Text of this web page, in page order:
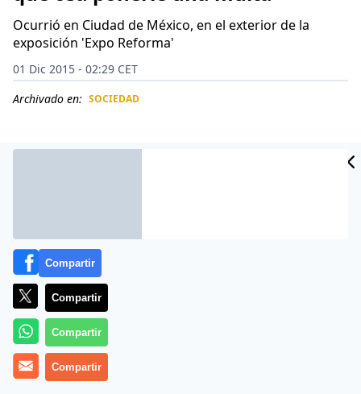
Ocurrió en Ciudad de México, en el exterior de la
exposición 'Expo Reforma'
01 Dic 2015 - 02:29 CET
Archivado en: SOCIEDAD
Así se las gastan algunos conductores en México.
Ocurrió en el exterior de la exposición ‘Expo Reforma’,
Compartir
Compartir
Compartir
Compartir